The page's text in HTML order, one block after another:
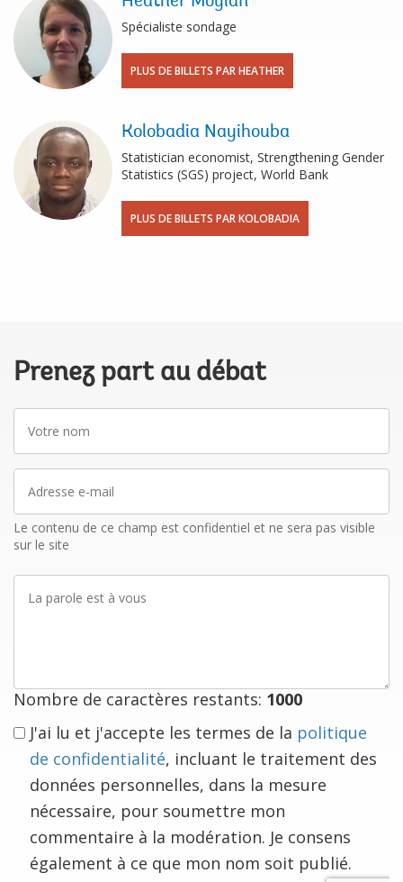
Spécialiste sondage
PLUS DE BILLETS PAR HEATHER
Kolobadia Nayihouba
Statistician economist, Strengthening Gender
Statistics (SGS) project, World Bank
PLUS DE BILLETS PAR KOLOBADIA
Prenez part au débat
nom
mail
Le contenu de ce champ est confidentiel et ne sera pas visible
sur le site
parole
Nombre de caractères restants: 1000
J'ai lu et j'accepte les termes de la politique
de confidentialité, incluant le traitement des
données personnelles, dans la mesure
nécessaire, pour soumettre mon
commentaire à la modération. Je consens
également à ce que mon nom soit publié.